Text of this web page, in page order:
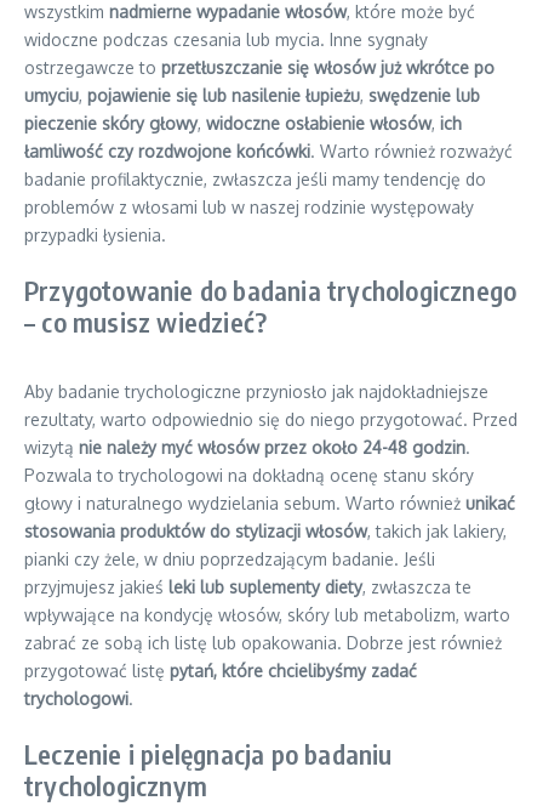
wszystkim nadmierne wypadanie włosów, które może być
widoczne podczas czesania lub mycia. Inne sygnały
ostrzegawcze to przetłuszczanie się włosów już wkrótce po
umyciu, pojawienie się lub nasilenie łupieżu, swędzenie lub
pieczenie skóry głowy, widoczne osłabienie włosów, ich
łamliwość czy rozdwojone końcówki. Warto również rozważyć
badanie profilaktycznie, zwłaszcza jeśli mamy tendencję do
problemów z włosami lub w naszej rodzinie występowały
przypadki łysienia.
Przygotowanie do badania trychologicznego
– co musisz wiedzieć?
Aby badanie trychologiczne przyniosło jak najdokładniejsze
rezultaty, warto odpowiednio się do niego przygotować. Przed
wizytą nie należy myć włosów przez około 24-48 godzin.
Pozwala to trychologowi na dokładną ocenę stanu skóry
głowy i naturalnego wydzielania sebum. Warto również unikać
stosowania produktów do stylizacji włosów, takich jak lakiery,
pianki czy żele, w dniu poprzedzającym badanie. Jeśli
przyjmujesz jakieś leki lub suplementy diety, zwłaszcza te
wpływające na kondycję włosów, skóry lub metabolizm, warto
zabrać ze sobą ich listę lub opakowania. Dobrze jest również
przygotować listę pytań, które chcielibyśmy zadać
trychologowi.
Leczenie i pielęgnacja po badaniu
trychologicznym